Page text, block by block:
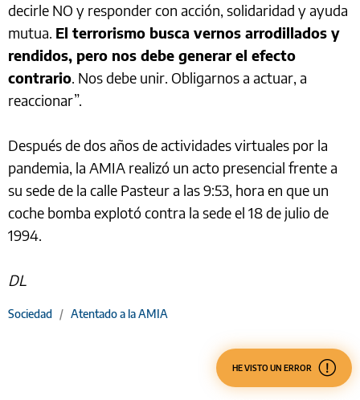
decirle NO y responder con acción, solidaridad y ayuda
mutua. El terrorismo busca vernos arrodillados y
rendidos, pero nos debe generar el efecto
contrario. Nos debe unir. Obligarnos a actuar, a
reaccionar”.
Después de dos años de actividades virtuales por la
pandemia, la AMIA realizó un acto presencial frente a
su sede de la calle Pasteur a las 9:53, hora en que un
coche bomba explotó contra la sede el 18 de julio de
1994.
DL
Sociedad / Atentado a la AMIA
HE VISTO UN ERROR